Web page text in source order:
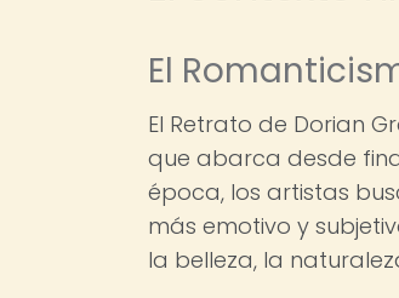
El
El Retrato de Dorian
que abarca desde
época, los artistas
más emotivo y
la belleza, la